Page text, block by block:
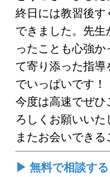
終日には教習後
できました。先
ったことも心強
て寄り添った指
でいっぱいです！
今度は高速でぜ
ろしくお願いいた
またお会いできる
▶ 無料で相談する